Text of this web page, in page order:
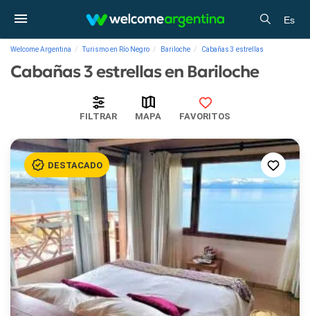
Es
Welcome Argentina Turismo en Río Negro Bariloche Cabañas 3 estrellas
Cabañas 3 estrellas en Bariloche
FILTRAR MAPA FAVORITOS